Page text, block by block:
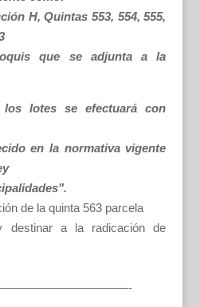
H, Quintas 553, 554, 555,
que se adjunta a la
los lotes se efectuará con
en la normativa vigente
de la quinta 563 parcela
destinar a la radicación de